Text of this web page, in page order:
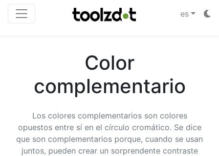
es
Color
complementario
Los colores complementarios son colores
opuestos entre sí en el círculo cromático. Se dice
que son complementarios porque, cuando se usan
juntos, pueden crear un sorprendente contraste